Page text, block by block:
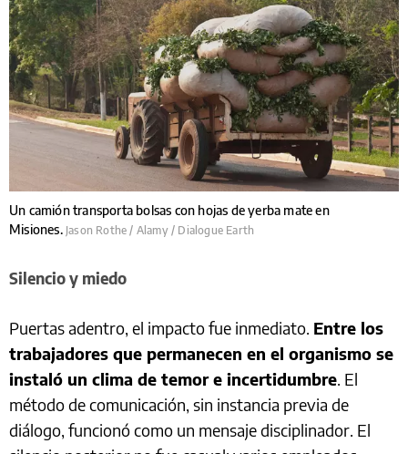
Un camión transporta bolsas con hojas de yerba mate en
Misiones. Jason Rothe / Alamy / Dialogue Earth
Silencio y miedo
Puertas adentro, el impacto fue inmediato. Entre los
trabajadores que permanecen en el organismo se
instaló un clima de temor e incertidumbre. El
método de comunicación, sin instancia previa de
diálogo, funcionó como un mensaje disciplinador. El